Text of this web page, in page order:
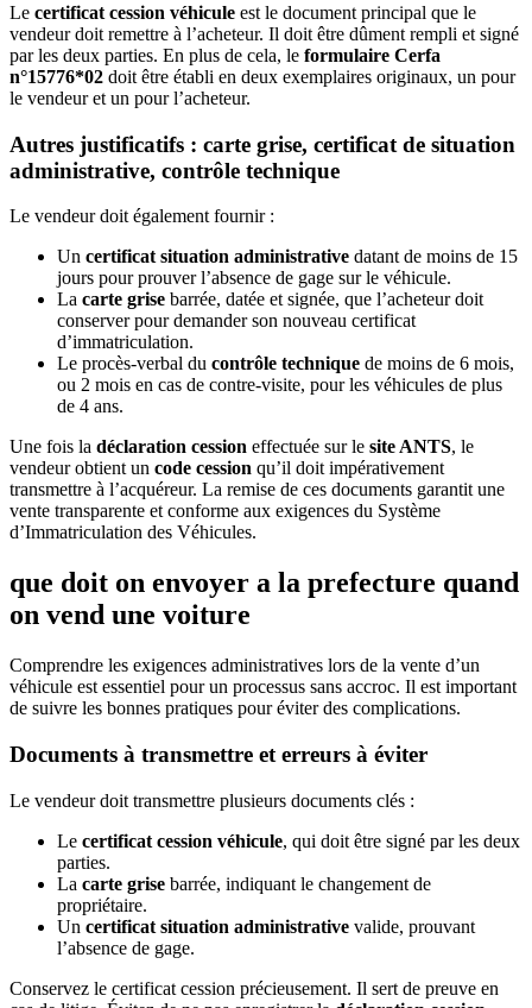
Le certificat cession véhicule est le document principal que le
vendeur doit remettre à l’acheteur. Il doit être dûment rempli et signé
par les deux parties. En plus de cela, le formulaire Cerfa
n°15776*02 doit être établi en deux exemplaires originaux, un pour
le vendeur et un pour l’acheteur.
Autres justificatifs : carte grise, certificat de situation
administrative, contrôle technique
Le vendeur doit également fournir :
Un certificat situation administrative datant de moins de 15
jours pour prouver l’absence de gage sur le véhicule.
La carte grise barrée, datée et signée, que l’acheteur doit
conserver pour demander son nouveau certificat
d’immatriculation.
Le procès-verbal du contrôle technique de moins de 6 mois,
ou 2 mois en cas de contre-visite, pour les véhicules de plus
de 4 ans.
Une fois la déclaration cession effectuée sur le site ANTS, le
vendeur obtient un code cession qu’il doit impérativement
transmettre à l’acquéreur. La remise de ces documents garantit une
vente transparente et conforme aux exigences du Système
d’Immatriculation des Véhicules.
que doit on envoyer a la prefecture quand
on vend une voiture
Comprendre les exigences administratives lors de la vente d’un
véhicule est essentiel pour un processus sans accroc. Il est important
de suivre les bonnes pratiques pour éviter des complications.
Documents à transmettre et erreurs à éviter
Le vendeur doit transmettre plusieurs documents clés :
Le certificat cession véhicule, qui doit être signé par les deux
parties.
La carte grise barrée, indiquant le changement de
propriétaire.
Un certificat situation administrative valide, prouvant
l’absence de gage.
Conservez le certificat cession précieusement. Il sert de preuve en